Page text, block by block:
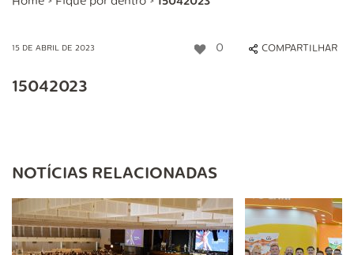
15 DE ABRIL DE 2023 0 COMPARTILHAR
15042023
NOTÍCIAS RELACIONADAS